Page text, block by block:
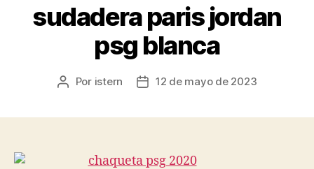
sudadera paris jordan
psg blanca
Autor
Por istern
Fecha12 de mayo de 2023